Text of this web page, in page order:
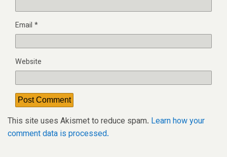
Email *
Website
This site uses Akismet to reduce spam. Learn how your
comment data is processed.